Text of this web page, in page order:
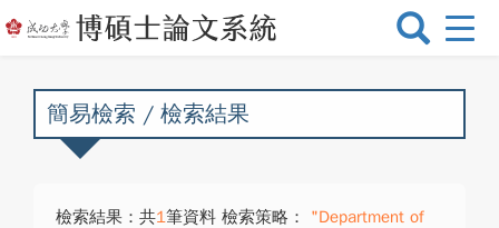
選
換
簡易檢索 / 檢索結果
檢索結果：共1筆資料 檢索策略：
"Department of